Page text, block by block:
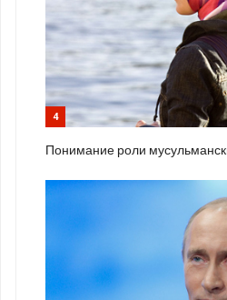
4
Понимание роли